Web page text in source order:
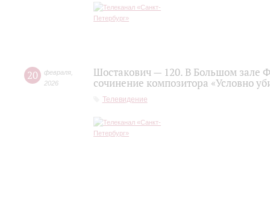
20 февраля
2026
Шостакович — 120. В Большом зале
сочинение композитора «Условно
Телевидение